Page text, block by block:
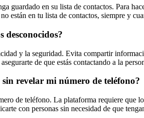
guardado en su lista de contactos. Para
están en tu lista de contactos, siempre y
desconocidos?
y la seguridad. Evita compartir
de que estás contactando a la
revelar mi número de teléfono?
de teléfono. La plataforma requiere que
con personas sin necesidad de que